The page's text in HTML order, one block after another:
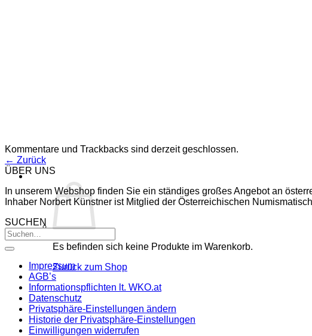
Es befinden sich keine Produkte im Warenkorb.
Zurück zum Shop
Kommentare und Trackbacks sind derzeit geschlossen.
← Zurück
ÜBER UNS
In unserem Webshop finden Sie ein ständiges großes Angebot an
Inhaber Norbert Künstner ist Mitglied der Österreichischen
SUCHEN
Impressum
AGB’s
Informationspflichten lt. WKO.at
Datenschutz
Privatsphäre-Einstellungen ändern
Historie der Privatsphäre-Einstellungen
Einwilligungen widerrufen